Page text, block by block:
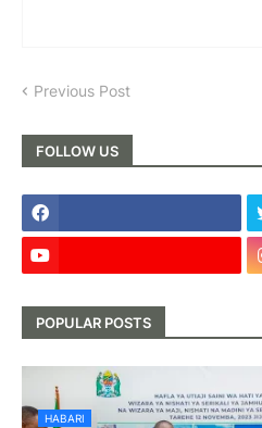
Previous Post
FOLLOW US
POPULAR POSTS
HABARI